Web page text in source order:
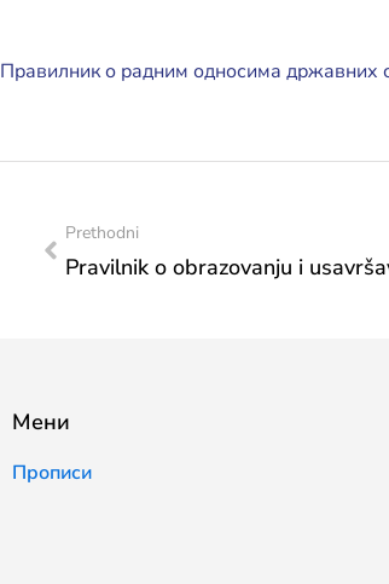
Правилник о радним односима државних
Prethodni
Мени
Прописи